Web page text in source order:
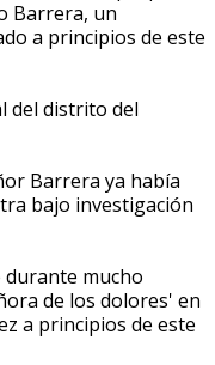
Barrera, un
a principios de este
del distrito del
Barrera ya había
bajo investigación
durante mucho
de los dolores' en
a principios de este